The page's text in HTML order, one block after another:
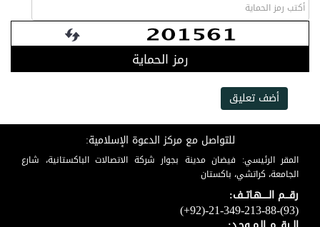
رمز الحماية
أضف تعليق
للتواصل مع مركز الدعوة الإسلامية:
المقر الرئيسي: فيضان مدينة بجوار شركة الاتصالات الباكستانية، شارع
الجامعة، كراتشي، باكستان
رقـــم الـــــهـاتــف:
(+92)-21-349-213-88-(93)